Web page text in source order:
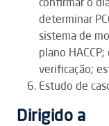
determinar
sistema de
plano
verificação;
Estudo de
Dirigido a